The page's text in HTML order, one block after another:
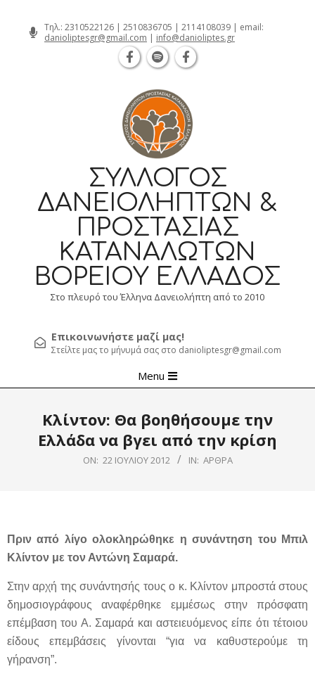
Τηλ.: 2310522126 | 2510836705 | 2114108039 | email:
danioliptesgr@gmail.com | info@danioliptes.gr
ΣΎΛΛΟΓΟΣ
ΔΑΝΕΙΟΛΗΠΤΏΝ &
ΠΡΟΣΤΑΣΊΑΣ
ΚΑΤΑΝΑΛΩΤΏΝ
ΒΟΡΕΊΟΥ ΕΛΛΆΔΟΣ
Στο πλευρό του Έλληνα Δανειολήπτη από το 2010
Επικοινωνήστε μαζί μας!
Στείλτε μας το μήνυμά σας στο danioliptesgr@gmail.com
Navigation
Menu
Κλίντον: Θα βοηθήσουμε την
Ελλάδα να βγει από την κρίση
ON: 22 ΙΟΥΛΊΟΥ 2012 IN: ΆΡΘΡΑ
Πριν από λίγο ολοκληρώθηκε η συνάντηση του Μπιλ
Κλίντον με τον Αντώνη Σαμαρά.
Στην αρχή της συνάντησής τους ο κ. Κλίντον μπροστά στους
δημοσιογράφους αναφέρθηκε εμμέσως στην πρόσφατη
επέμβαση του Α. Σαμαρά και αστειευόμενος είπε ότι τέτοιου
είδους επεμβάσεις γίνονται “για να καθυστερούμε τη
γήρανση”.